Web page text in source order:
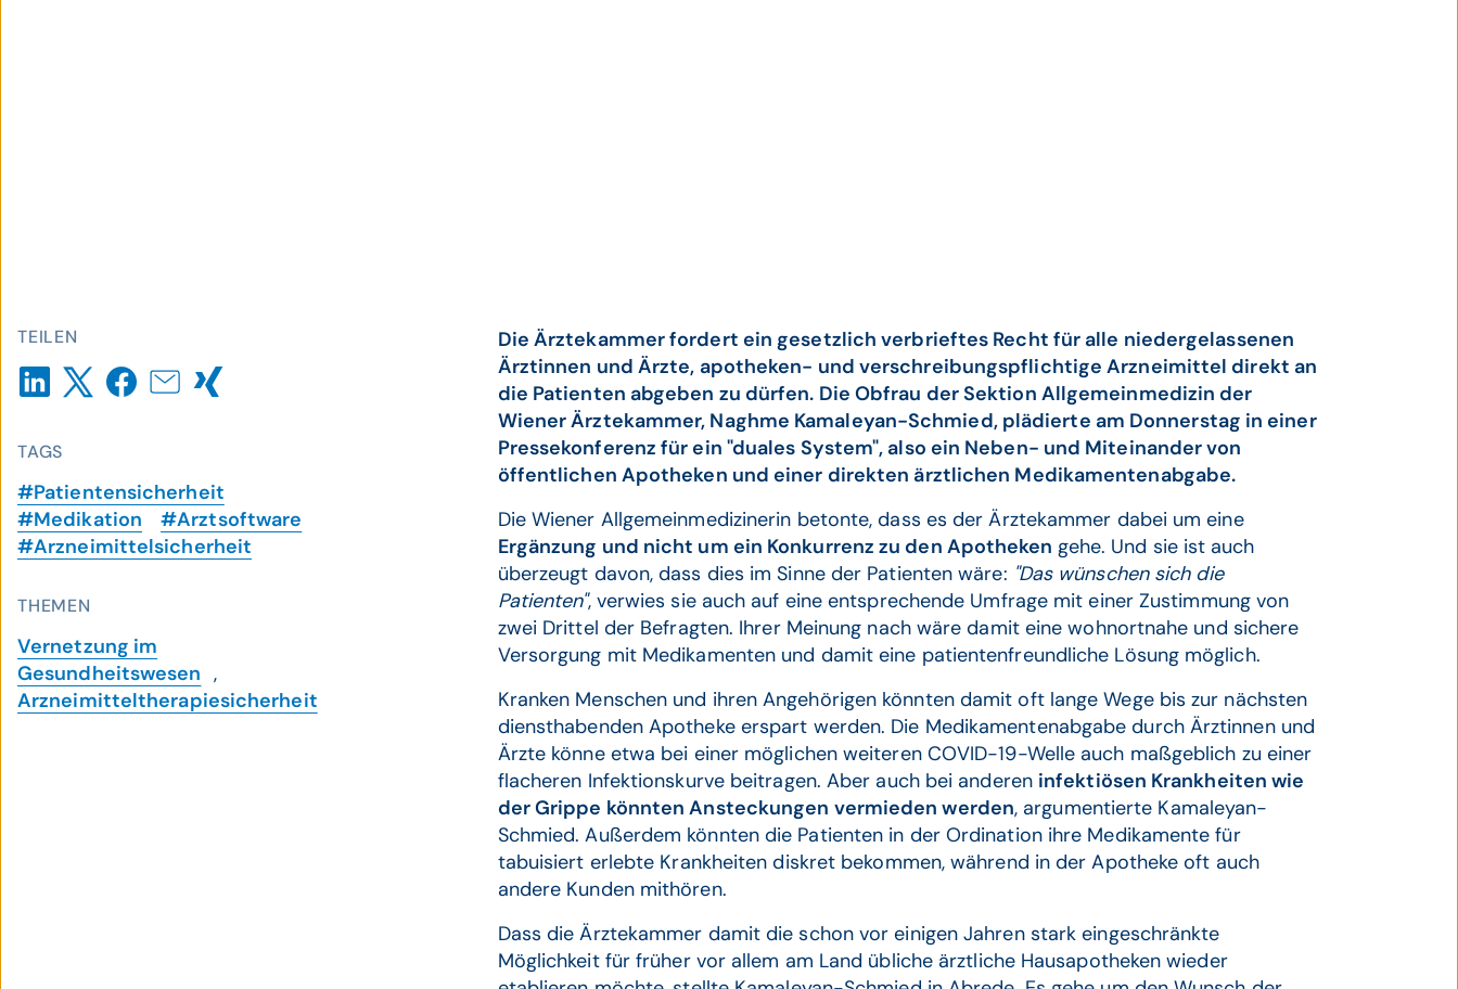
TEILEN
TAGS
#Patientensicherheit
#Medikation
#Arztsoftware
#Arzneimittelsicherheit
THEMEN
Vernetzung im
Gesundheitswesen ,
Arzneimitteltherapiesicherheit
Die Ärztekammer fordert ein gesetzlich verbrieftes Recht für alle niedergelassenen
Ärztinnen und Ärzte, apotheken- und verschreibungspflichtige Arzneimittel direkt an
die Patienten abgeben zu dürfen. Die Obfrau der Sektion Allgemeinmedizin der
Wiener Ärztekammer, Naghme Kamaleyan-Schmied, plädierte am Donnerstag in einer
Pressekonferenz für ein "duales System", also ein Neben- und Miteinander von
öffentlichen Apotheken und einer direkten ärztlichen Medikamentenabgabe.
Die Wiener Allgemeinmedizinerin betonte, dass es der Ärztekammer dabei um eine
Ergänzung und nicht um ein Konkurrenz zu den Apotheken gehe. Und sie ist auch
überzeugt davon, dass dies im Sinne der Patienten wäre: "Das wünschen sich die
Patienten", verwies sie auch auf eine entsprechende Umfrage mit einer Zustimmung von
zwei Drittel der Befragten. Ihrer Meinung nach wäre damit eine wohnortnahe und sichere
Versorgung mit Medikamenten und damit eine patientenfreundliche Lösung möglich.
Kranken Menschen und ihren Angehörigen könnten damit oft lange Wege bis zur nächsten
diensthabenden Apotheke erspart werden. Die Medikamentenabgabe durch Ärztinnen und
Ärzte könne etwa bei einer möglichen weiteren COVID-19-Welle auch maßgeblich zu einer
flacheren Infektionskurve beitragen. Aber auch bei anderen infektiösen Krankheiten wie
der Grippe könnten Ansteckungen vermieden werden, argumentierte Kamaleyan-
Schmied. Außerdem könnten die Patienten in der Ordination ihre Medikamente für
tabuisiert erlebte Krankheiten diskret bekommen, während in der Apotheke oft auch
andere Kunden mithören.
Dass die Ärztekammer damit die schon vor einigen Jahren stark eingeschränkte
Möglichkeit für früher vor allem am Land übliche ärztliche Hausapotheken wieder